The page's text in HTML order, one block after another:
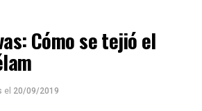
Cómo se tejió el
el 20/09/2019